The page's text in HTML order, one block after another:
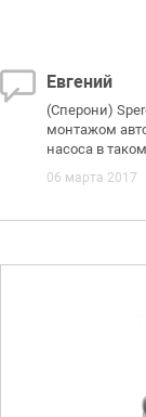
Евгений
(Сперони)
монтажом
насоса в
06 марта 2017